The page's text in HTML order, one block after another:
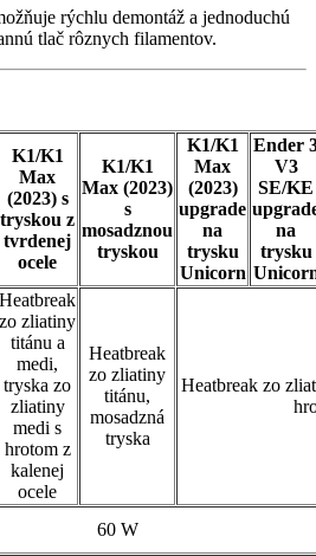
rýchlu demontáž a jednoduchú
tlač rôznych filamentov.
K1/K1
Max
(2023) s
tryskou z
tvrdenej
ocele
K1/K1
Max (2023)
s
mosadznou
tryskou
K1/K1
Max
(2023)
upgrade
na
trysku
Unicorn
Ender
V3
SE/KE
na
trysku
Heatbreak
zo zliatiny
titánu a
medi,
tryska zo
zliatiny
medi s
hrotom z
kalenej
ocele
Heatbreak
zo zliatiny
titánu,
mosadzná
tryska
Heatbreak zo
60 W